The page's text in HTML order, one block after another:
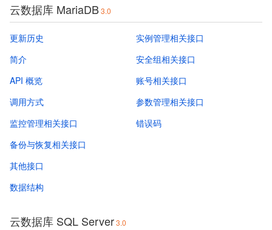
云数据库 MariaDB3.0
更新历史
简介
API 概览
调用方式
实例管理相关接口
安全组相关接口
账号相关接口
参数管理相关接口
监控管理相关接口
备份与恢复相关接口
其他接口
数据结构
错误码
云数据库 SQL Server3.0